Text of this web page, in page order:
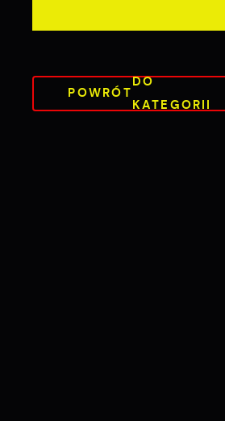
POWRÓT
DO
KATEGORII